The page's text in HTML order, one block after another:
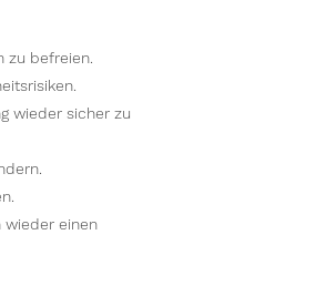
zu befreien.
wieder sicher zu
wieder einen